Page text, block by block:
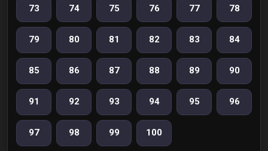
73 74 75 76 77 78
79 80 81 82 83 84
85 86 87 88 89 90
91 92 93 94 95 96
97 98 99 100